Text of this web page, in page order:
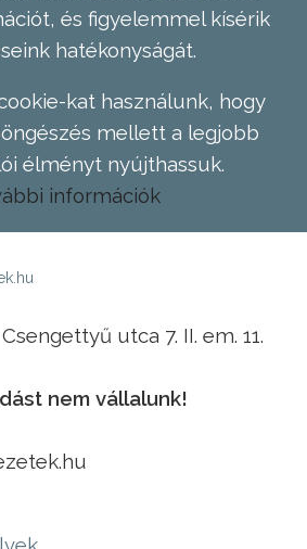
és figyelemmel kísérik
hatékonyságát.
kat használunk, hogy
mellett a legjobb
élményt nyújthassuk.
információk
utca 7. II. em. 11.
nem vállalunk!